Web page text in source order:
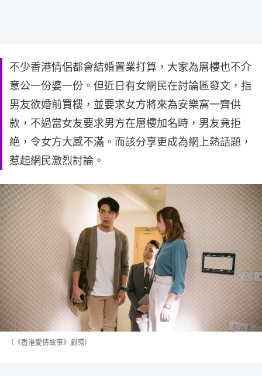
不少香港情侶都會結婚置業打算，大家為層樓也不介
意公一份婆一份。但近日有女網民在討論區發文，指
男友欲婚前買樓，並要求女方將來為安樂窩一齊供
款，不過當女友要求男方在層樓加名時，男友竟拒
絶，令女方大感不滿。而該分享更成為網上熱話題，
惹起網民激烈討論。
（《香港愛情故事》劇照）